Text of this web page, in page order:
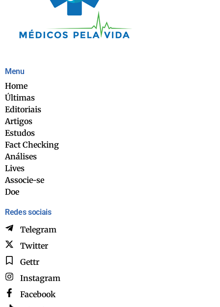
Menu
Home
Últimas
Editoriais
Artigos
Estudos
Fact Checking
Análises
Lives
Associe-se
Doe
Redes sociais
Telegram
Twitter
Gettr
Instagram
Facebook